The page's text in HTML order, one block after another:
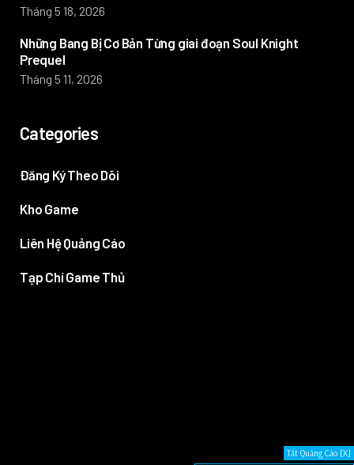
Tháng 5 18, 2026
Những Bang Bị Cơ Bản Từng giai đoạn Soul Knight
Prequel
Tháng 5 11, 2026
Categories
Đăng Ký Theo Dõi
Kho Game
Liên Hệ Quảng Cáo
Tạp Chí Game Thủ
Tắt Quảng Cáo [X]